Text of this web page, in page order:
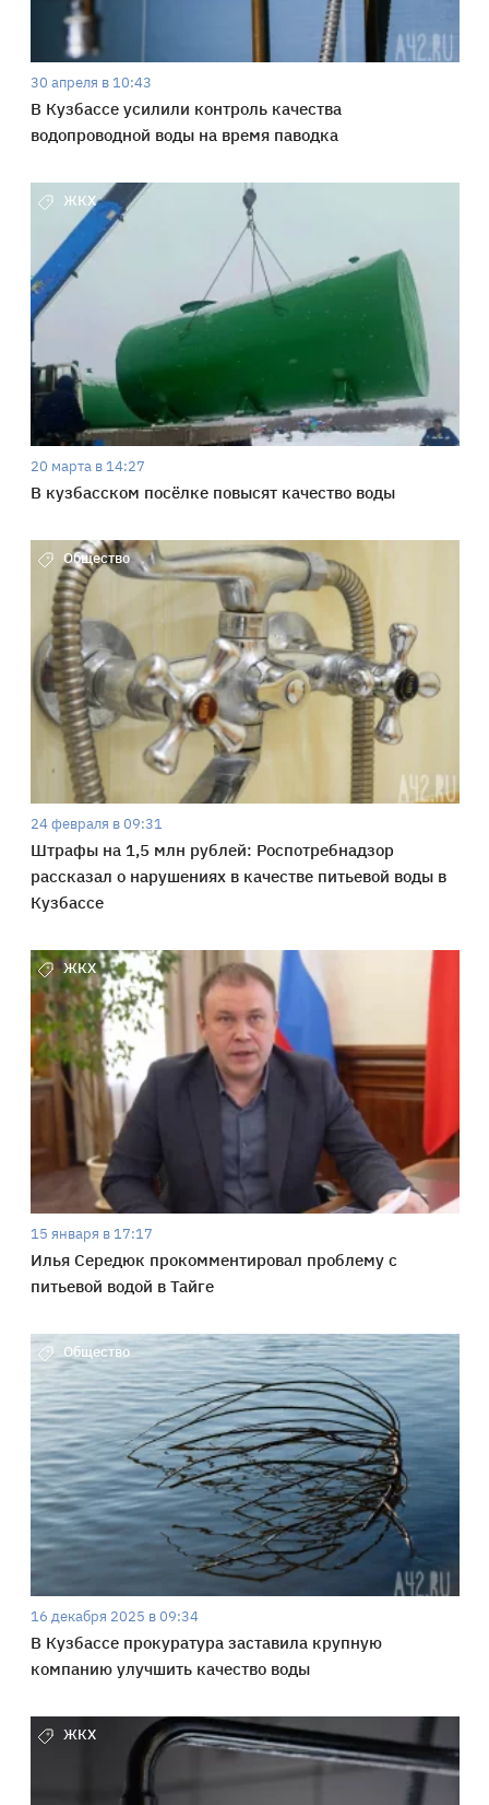
30 апреля в 10:43
В Кузбассе усилили контроль качества
водопроводной воды на время паводка
ЖКХ
20 марта в 14:27
В кузбасском посёлке повысят качество воды
Общество
24 февраля в 09:31
Штрафы на 1,5 млн рублей: Роспотребнадзор
рассказал о нарушениях в качестве питьевой воды в
Кузбассе
ЖКХ
15 января в 17:17
Илья Середюк прокомментировал проблему с
питьевой водой в Тайге
Общество
16 декабря 2025 в 09:34
В Кузбассе прокуратура заставила крупную
компанию улучшить качество воды
ЖКХ